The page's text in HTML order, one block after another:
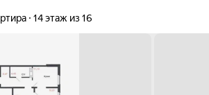
14 этаж из 16